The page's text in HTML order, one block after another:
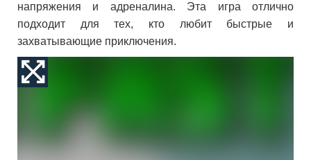
напряжения и адреналина. Эта игра отлично
подходит для тех, кто любит быстрые и
захватывающие приключения.